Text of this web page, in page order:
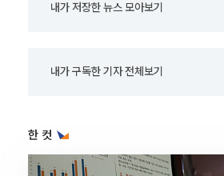
내가 저장한 뉴스 모아보기
내가 구독한 기자 전체보기
한 컷